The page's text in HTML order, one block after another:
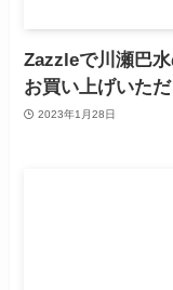
Zazzleで川瀬巴
お買い上げいただ
2023年1月28日